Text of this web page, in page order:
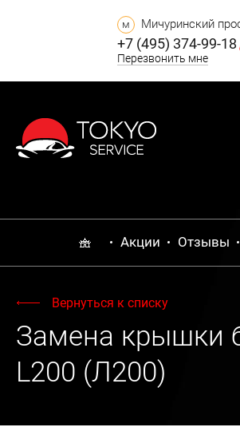
м Мичуринский
+7 (495) 374-99-18
Перезвонить мне
Акции Отзывы
Вернуться к списку
Замена крышки
L200 (Л200)